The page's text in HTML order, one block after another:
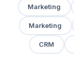
Marketing
Marketing
CRM